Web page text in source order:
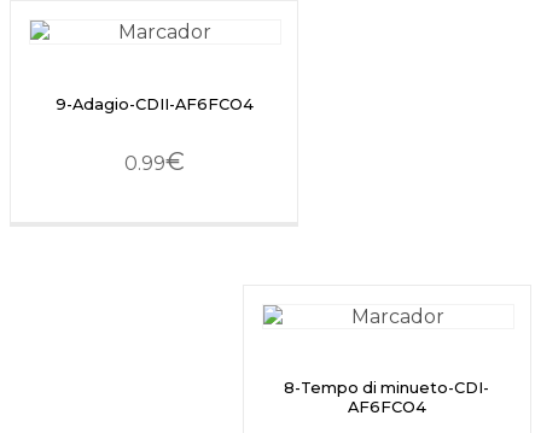
9-Adagio-CDII-AF6FCO4
0.99€
8-Tempo di minueto-CDI-
AF6FCO4